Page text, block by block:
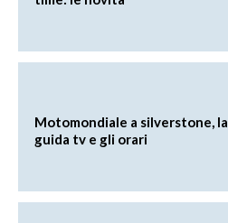
Motomondiale a silverstone, la
guida tv e gli orari